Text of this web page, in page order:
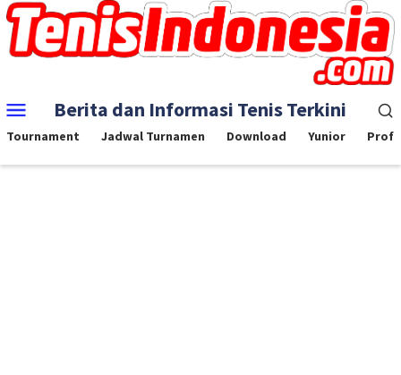
Skip
to
content
Mobile
Menu
Berita dan Informasi Tenis Terkini
Tournament Jadwal Turnamen Download Yunior